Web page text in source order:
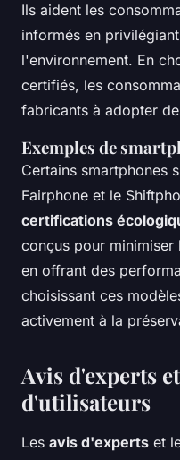
Ils aident les
informés en
l'environnement. En
certifiés, les
fabricants à adopter
Exemples de
Certains smartphones
Fairphone et le
certifications
conçus pour
en offrant des
choisissant ces
activement à la
Avis d'experts
d'utilisateurs
Les avis d'experts et